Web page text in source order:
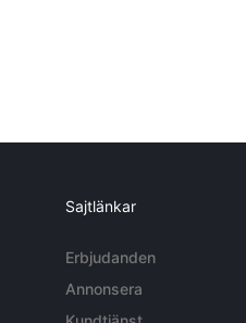
Sajtlänkar
Erbjudanden
Annonsera